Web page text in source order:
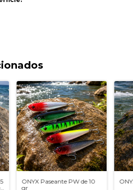
ONYX Paseante PW de 10
gr